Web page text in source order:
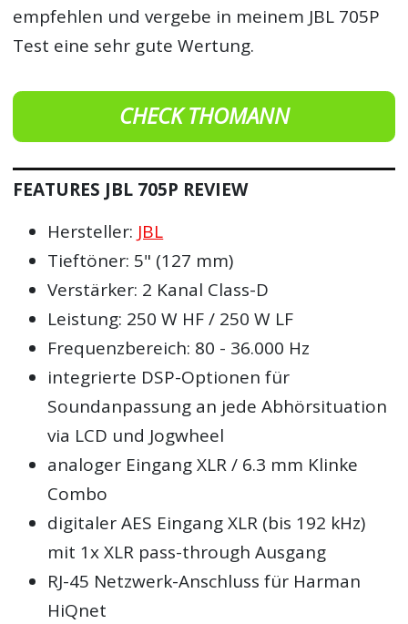
empfehlen und vergebe in meinem JBL 705P
Test eine sehr gute Wertung.
CHECK THOMANN
FEATURES JBL 705P REVIEW
Hersteller: JBL
Tieftöner: 5" (127 mm)
Verstärker: 2 Kanal Class-D
Leistung: 250 W HF / 250 W LF
Frequenzbereich: 80 - 36.000 Hz
integrierte DSP-Optionen für
Soundanpassung an jede Abhörsituation
via LCD und Jogwheel
analoger Eingang XLR / 6.3 mm Klinke
Combo
digitaler AES Eingang XLR (bis 192 kHz)
mit 1x XLR pass-through Ausgang
RJ-45 Netzwerk-Anschluss für Harman
HiQnet